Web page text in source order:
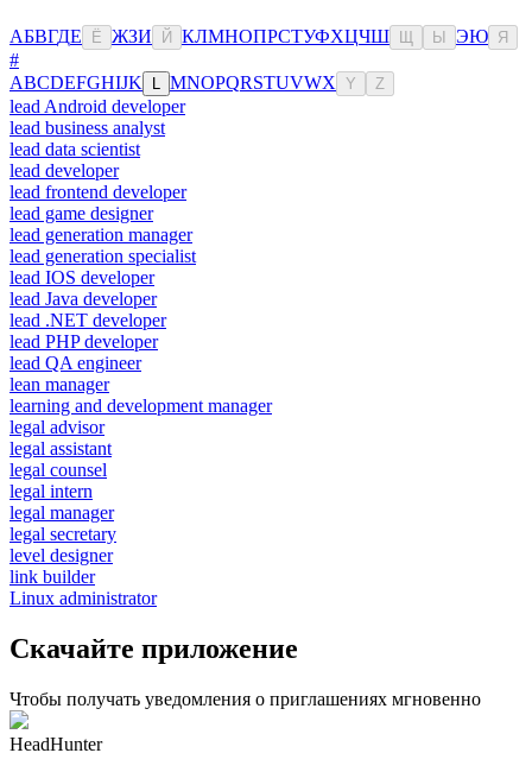
АБВГДЕ Ё ЖЗИ Й КЛМНОПРСТУФХЦЧШ Ы ЭЮ Я
#
ABCDEFGHIJK MNOPQRSTUVWX Y Z
lead Android developer
lead business analyst
lead data scientist
lead developer
lead frontend developer
lead game designer
lead generation manager
lead generation specialist
lead IOS developer
lead Java developer
lead .NET developer
lead PHP developer
lead QA engineer
lean manager
learning and development manager
legal advisor
legal assistant
legal counsel
legal intern
legal manager
legal secretary
level designer
link builder
Linux administrator
Скачайте приложение
Чтобы получать уведомления о приглашениях мгновенно
HeadHunter